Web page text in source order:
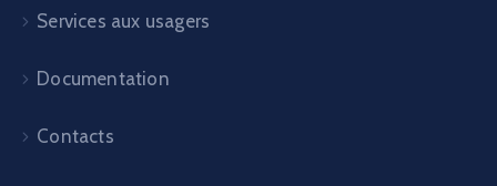
Services aux usagers
Documentation
Contacts